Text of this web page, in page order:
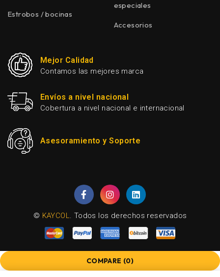
Estrobos / bocinas
especiales
Accesorios
Mejor Calidad
Contamos las mejores marca
Envíos a nivel nacional
Cobertura a nivel nacional e internacional
Asesoramiento y Soporte
© KAYCOL. Todos los derechos reservados
COMPARE (0)